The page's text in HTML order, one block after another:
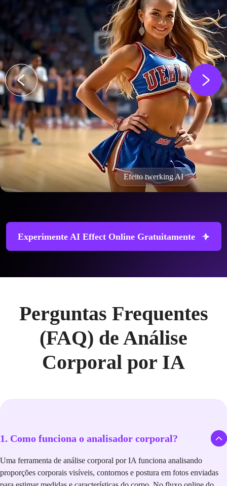
Efeito twerking AI
Experimente AI Effect Online Gratuitamente
Perguntas Frequentes
(FAQ) de Análise
Corporal por IA
1. Como funciona o analisador corporal?
Uma ferramenta de análise corporal por IA funciona analisando
proporções corporais visíveis, contornos e postura em fotos enviadas